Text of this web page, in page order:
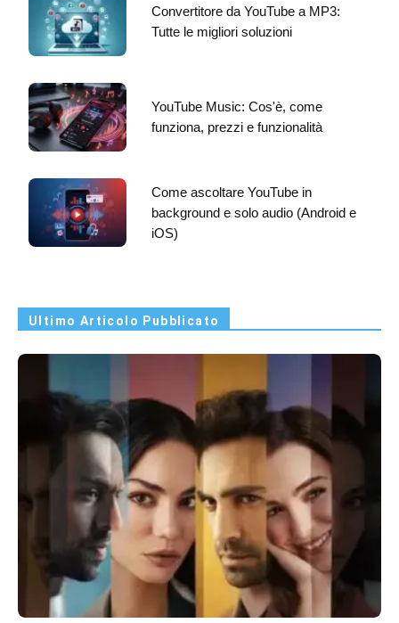
Convertitore da YouTube a MP3:
Tutte le migliori soluzioni
YouTube Music: Cos'è, come
funziona, prezzi e funzionalità
Come ascoltare YouTube in
background e solo audio (Android e
iOS)
Ultimo Articolo Pubblicato